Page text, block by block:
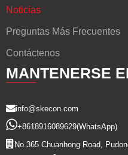
Noticias
Preguntas Más Frecuentes
Contáctenos
MANTENERSE
info@skecon.com
+8618916089629(WhatsApp)
No.365 Chuanhong Road,